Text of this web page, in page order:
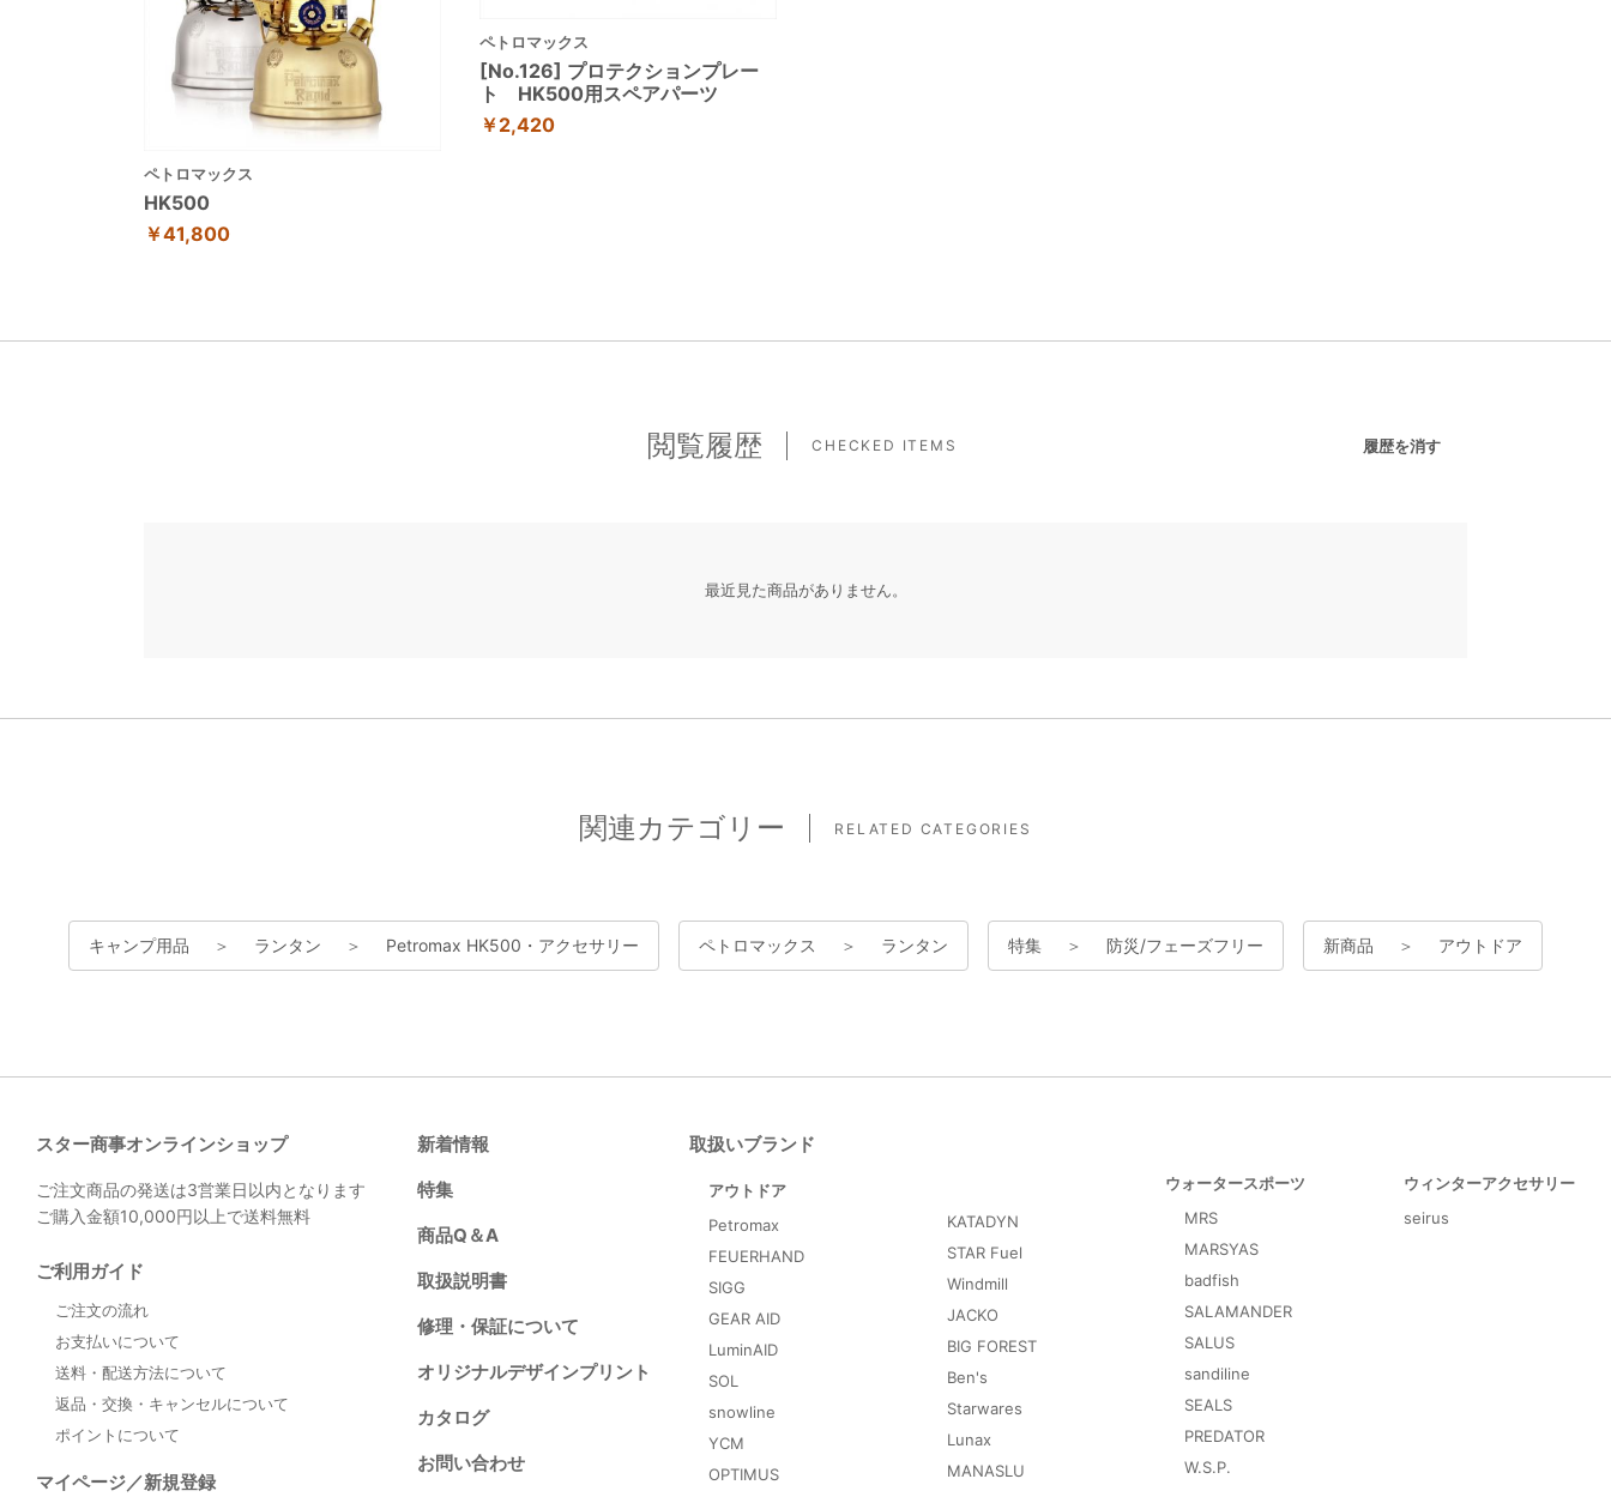
ペトロマックス
HK500
￥41,800
ペトロマックス
[No.126] プロテクションプレー
ト HK500用スペアパーツ
￥2,420
閲覧履歴 CHECKED ITEMS 履歴を消す
最近見た商品がありません。
関連カテゴリー RELATED CATEGORIES
キャンプ用品 ＞ ランタン ＞ Petromax HK500・アクセサリー ペトロマックス ＞ ランタン 特集 ＞ 防災/フェーズフリー 新商品 ＞ アウトドア
スター商事オンラインショップ
ご注文商品の発送は3営業日以内となります
ご購入金額10,000円以上で送料無料
ご利用ガイド
ご注文の流れ
お支払いについて
送料・配送方法について
返品・交換・キャンセルについて
ポイントについて
マイページ／新規登録
新着情報
特集
商品Q＆A
取扱説明書
修理・保証について
オリジナルデザインプリント
カタログ
お問い合わせ
取扱いブランド
アウトドア
Petromax
FEUERHAND
SIGG
GEAR AID
LuminAID
SOL
snowline
YCM
OPTIMUS
KATADYN
STAR Fuel
Windmill
JACKO
BIG FOREST
Ben's
Starwares
Lunax
MANASLU
ウォータースポーツ
MRS
MARSYAS
badfish
SALAMANDER
SALUS
sandiline
SEALS
PREDATOR
W.S.P.
ウィンターアクセサリー
seirus